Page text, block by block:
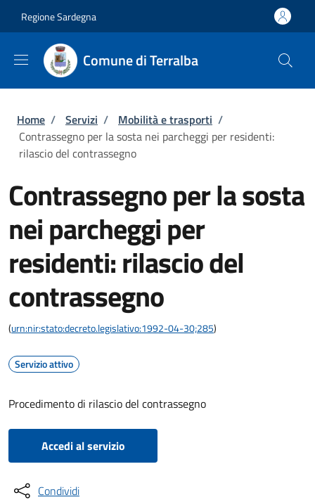
Regione Sardegna
Comune di Terralba
Briciole di pane
Home / Servizi / Mobilità e trasporti /
Contrassegno per la sosta nei parcheggi per residenti:
rilascio del contrassegno
Contrassegno per la sosta
nei parcheggi per
residenti: rilascio del
contrassegno
(urn:nir:stato:decreto.legislativo:1992-04-30;285)
Servizio attivo
Procedimento di rilascio del contrassegno
Accedi al servizio
Condividi